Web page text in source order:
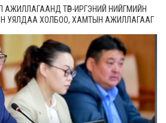
ТӨР-ИРГЭНИЙ НИЙГМИЙН
УЯЛДАА ХОЛБОО, ХАМТЫН АЖИЛЛАГААГ